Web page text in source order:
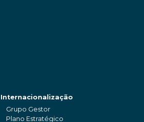
Internacionalização
Grupo Gestor
Plano Estratégico